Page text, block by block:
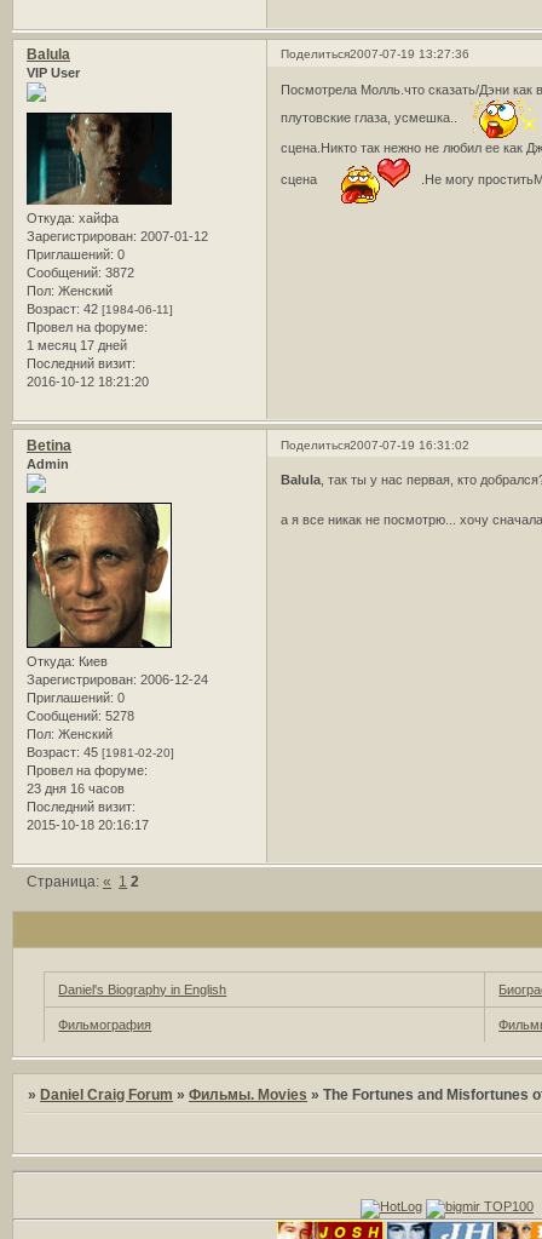
Поделиться2007-07-19 13:27:36
Balula
VIP User
Откуда: хайфа
Зарегистрирован: 2007-01-12
Приглашений: 0
Сообщений: 3872
Пол: Женский
Возраст: 42 [1984-06-11]
Провел на форуме:
1 месяц 17 дней
Последний визит:
2016-10-12 18:21:20
Посмотрела Молль.что сказать/Дэни как
плутовские глаза, усмешка..
сцена.Никто так нежно не любил ее как
сцена .Не могу
Поделиться2007-07-19 16:31:02
Betina
Admin
Откуда: Киев
Зарегистрирован: 2006-12-24
Приглашений: 0
Сообщений: 5278
Пол: Женский
Возраст: 45 [1981-02-20]
Провел на форуме:
23 дня 16 часов
Последний визит:
2015-10-18 20:16:17
Balula , так ты у нас первая, кто
а я все никак не посмотрю... хочу
Страница:« 1 2
Daniel's Biography in English
Фильмография
»Daniel Craig Forum »Фильмы. Movies »The Fortunes and Misfortunes